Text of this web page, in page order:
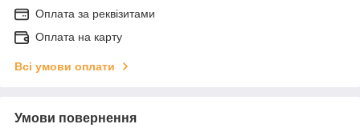
Оплата за реквізитами
Оплата на карту
Всі умови оплати
Умови повернення